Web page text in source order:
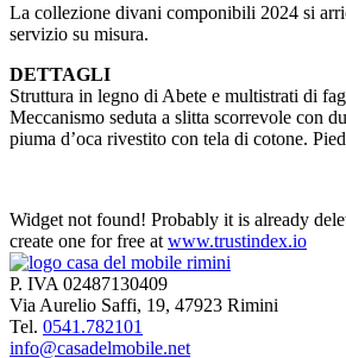
La collezione divani componibili 2024 si
servizio su misura.
DETTAGLI
Struttura in legno di Abete e multistrati di
Meccanismo seduta a slitta scorrevole con
piuma d’oca rivestito con tela di cotone.
Widget not found! Probably it is already
create one for free at www.trustindex.io
P. IVA 02487130409
Via Aurelio Saffi, 19, 47923 Rimini
Tel. 0541.782101
info@casadelmobile.net